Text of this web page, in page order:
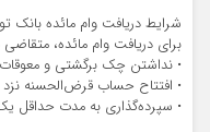
شرایط دریافت وام مائده بانک
برای دریافت وام مائده،
• نداشتن چک برگشتی و معوقات
• افتتاح حساب قرض‌الحسنه
• سپرده‌گذاری به مدت حداقل